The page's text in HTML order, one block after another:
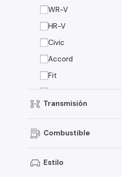
WR-V
HR-V
Civic
Accord
Fit
Ridgeline
City
Transmisión
Combustible
Estilo